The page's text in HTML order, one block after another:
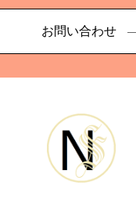
お問い合わせ